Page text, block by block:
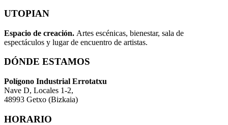
UTOPIAN
Espacio de creación. Artes escénicas, bienestar, sala de
espectáculos y lugar de encuentro de artistas.
DÓNDE ESTAMOS
Polígono Industrial Errotatxu
Nave D, Locales 1-2,
48993 Getxo (Bizkaia)
HORARIO